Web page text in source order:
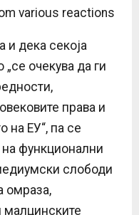
various reactions
и дека секоја
очекува да ги
права и
на ЕУ“, па се
функционални
слободи
омраза,
малцинските